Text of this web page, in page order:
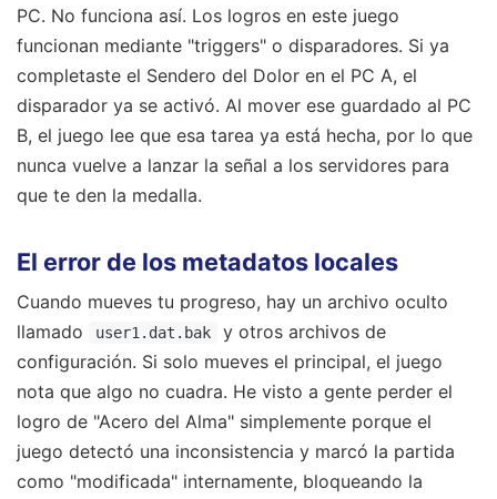
PC. No funciona así. Los logros en este juego
funcionan mediante "triggers" o disparadores. Si ya
completaste el Sendero del Dolor en el PC A, el
disparador ya se activó. Al mover ese guardado al PC
B, el juego lee que esa tarea ya está hecha, por lo que
nunca vuelve a lanzar la señal a los servidores para
que te den la medalla.
El error de los metadatos locales
Cuando mueves tu progreso, hay un archivo oculto
llamado
user1.dat.bak
y otros archivos de
configuración. Si solo mueves el principal, el juego
nota que algo no cuadra. He visto a gente perder el
logro de "Acero del Alma" simplemente porque el
juego detectó una inconsistencia y marcó la partida
como "modificada" internamente, bloqueando la